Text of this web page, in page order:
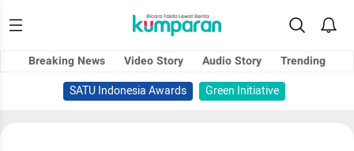
Breaking News Video Story Audio Story
Trending
SATU Indonesia Awards
Green Initiative